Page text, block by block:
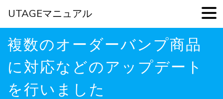
Skip
content
複数のオーダーバンプ商品
に対応などのアップデート
を行いました
UTAGEマニュアル